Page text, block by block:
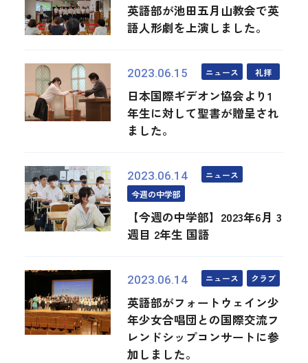
英語部が池田五月山教会で英
語人形劇を上演しました。
2023.06.15 ニュース 礼拝
日本国際ギデオン協会より1
年生に対して聖書が贈呈され
ました。
2023.06.14
ニュース
今週の中学部
【今週の中学部】2023年6月 3
週目 2年生 国語
2023.06.14 ニュース クラブ
英語部がフォートウェイン少
年少女合唱団との国際交流フ
レンドシップコンサートに参
加しました。